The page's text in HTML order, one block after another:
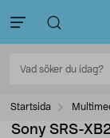
Startsida
Sony SRS-